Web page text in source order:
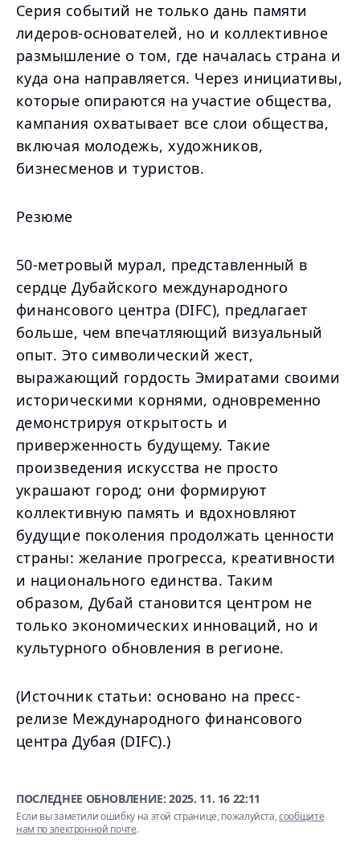
Серия событий не только дань памяти
лидеров-основателей, но и коллективное
размышление о том, где началась страна и
куда она направляется. Через инициативы,
которые опираются на участие общества,
кампания охватывает все слои общества,
включая молодежь, художников,
бизнесменов и туристов.
Резюме
50-метровый мурал, представленный в
сердце Дубайского международного
финансового центра (DIFC), предлагает
больше, чем впечатляющий визуальный
опыт. Это символический жест,
выражающий гордость Эмиратами своими
историческими корнями, одновременно
демонстрируя открытость и
приверженность будущему. Такие
произведения искусства не просто
украшают город; они формируют
коллективную память и вдохновляют
будущие поколения продолжать ценности
страны: желание прогресса, креативности
и национального единства. Таким
образом, Дубай становится центром не
только экономических инноваций, но и
культурного обновления в регионе.
(Источник статьи: основано на пресс-
релизе Международного финансового
центра Дубая (DIFC).)
ПОСЛЕДНЕЕ ОБНОВЛЕНИЕ:2025. 11. 16 22:11
Если вы заметили ошибку на этой странице, пожалуйста,сообщите
нам по электронной почте.